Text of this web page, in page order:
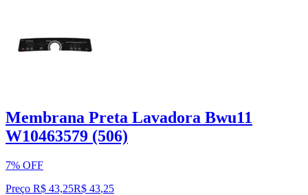
Membrana Preta Lavadora Bwu11
W10463579 (506)
7% OFF
Preço R$ 43,25R$ 43,25